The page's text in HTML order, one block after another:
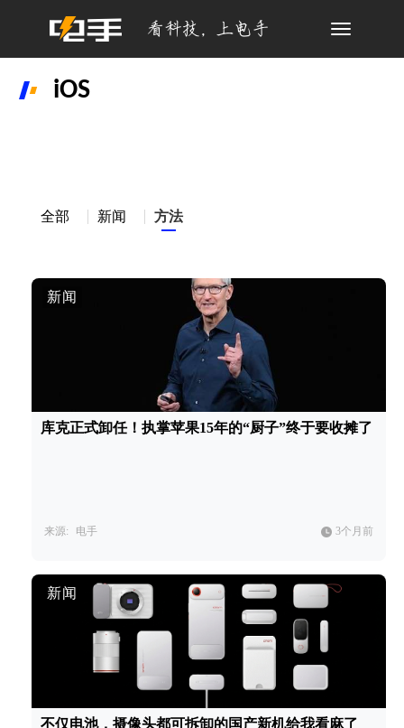
Toggle
iOS
全部 新闻 方法
新闻
库克正式卸任！执掌苹果15年的“厨子”终于要收摊了
来源: 电手 3个月前
新闻
不仅电池，摄像头都可拆卸的国产新机给我看麻了